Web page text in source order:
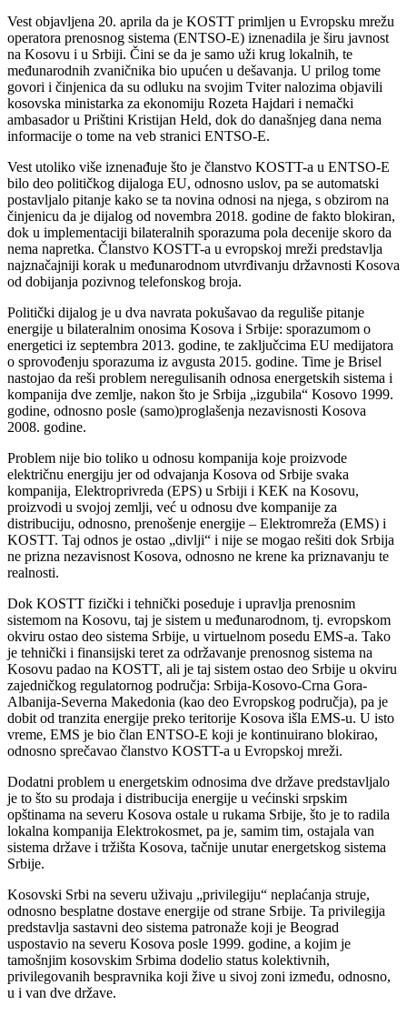
Vest objavljena 20. aprila da je KOSTT primljen u Evropsku mrežu
operatora prenosnog sistema (ENTSO-E) iznenadila je širu javnost
na Kosovu i u Srbiji. Čini se da je samo uži krug lokalnih, te
međunarodnih zvaničnika bio upućen u dešavanja. U prilog tome
govori i činjenica da su odluku na svojim Tviter nalozima objavili
kosovska ministarka za ekonomiju Rozeta Hajdari i nemački
ambasador u Prištini Kristijan Held, dok do današnjeg dana nema
informacije o tome na veb stranici ENTSO-E.
Vest utoliko više iznenađuje što je članstvo KOSTT-a u ENTSO-E
bilo deo političkog dijaloga EU, odnosno uslov, pa se automatski
postavljalo pitanje kako se ta novina odnosi na njega, s obzirom na
činjenicu da je dijalog od novembra 2018. godine de fakto blokiran,
dok u implementaciji bilateralnih sporazuma pola decenije skoro da
nema napretka. Članstvo KOSTT-a u evropskoj mreži predstavlja
najznačajniji korak u međunarodnom utvrđivanju državnosti Kosova
od dobijanja pozivnog telefonskog broja.
Politički dijalog je u dva navrata pokušavao da reguliše pitanje
energije u bilateralnim onosima Kosova i Srbije: sporazumom o
energetici iz septembra 2013. godine, te zaključcima EU medijatora
o sprovođenju sporazuma iz avgusta 2015. godine. Time je Brisel
nastojao da reši problem neregulisanih odnosa energetskih sistema i
kompanija dve zemlje, nakon što je Srbija „izgubila“ Kosovo 1999.
godine, odnosno posle (samo)proglašenja nezavisnosti Kosova
2008. godine.
Problem nije bio toliko u odnosu kompanija koje proizvode
električnu energiju jer od odvajanja Kosova od Srbije svaka
kompanija, Elektroprivreda (EPS) u Srbiji i KEK na Kosovu,
proizvodi u svojoj zemlji, već u odnosu dve kompanije za
distribuciju, odnosno, prenošenje energije – Elektromreža (EMS) i
KOSTT. Taj odnos je ostao „divlji“ i nije se mogao rešiti dok Srbija
ne prizna nezavisnost Kosova, odnosno ne krene ka priznavanju te
realnosti.
Dok KOSTT fizički i tehnički poseduje i upravlja prenosnim
sistemom na Kosovu, taj je sistem u međunarodnom, tj. evropskom
okviru ostao deo sistema Srbije, u virtuelnom posedu EMS-a. Tako
je tehnički i finansijski teret za održavanje prenosnog sistema na
Kosovu padao na KOSTT, ali je taj sistem ostao deo Srbije u okviru
zajedničkog regulatornog područja: Srbija-Kosovo-Crna Gora-
Albanija-Severna Makedonia (kao deo Evropskog područja), pa je
dobit od tranzita energije preko teritorije Kosova išla EMS-u. U isto
vreme, EMS je bio član ENTSO-E koji je kontinuirano blokirao,
odnosno sprečavao članstvo KOSTT-a u Evropskoj mreži.
Dodatni problem u energetskim odnosima dve države predstavljalo
je to što su prodaja i distribucija energije u većinski srpskim
opštinama na severu Kosova ostale u rukama Srbije, što je to radila
lokalna kompanija Elektrokosmet, pa je, samim tim, ostajala van
sistema države i tržišta Kosova, tačnije unutar energetskog sistema
Srbije.
Kosovski Srbi na severu uživaju „privilegiju“ neplaćanja struje,
odnosno besplatne dostave energije od strane Srbije. Ta privilegija
predstavlja sastavni deo sistema patronaže koji je Beograd
uspostavio na severu Kosova posle 1999. godine, a kojim je
tamošnjim kosovskim Srbima dodelio status kolektivnih,
privilegovanih bespravnika koji žive u sivoj zoni između, odnosno,
u i van dve države.